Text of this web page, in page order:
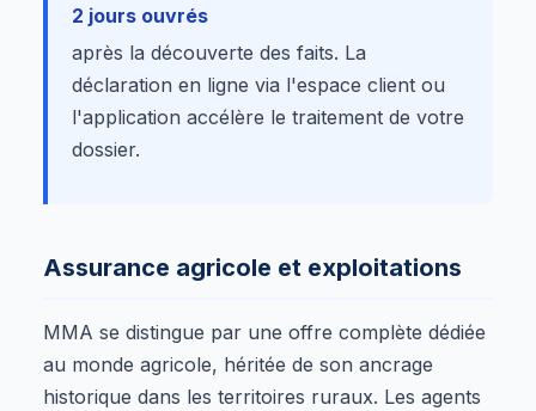
2 jours ouvrés
après la découverte des faits. La
déclaration en ligne via l'espace client ou
l'application accélère le traitement de votre
dossier.
Assurance agricole et exploitations
MMA se distingue par une offre complète dédiée
au monde agricole, héritée de son ancrage
historique dans les territoires ruraux. Les agents